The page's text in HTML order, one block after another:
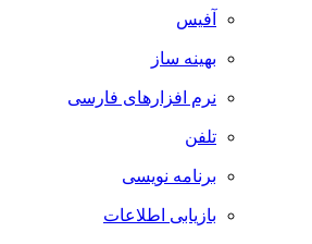
آفیس
بهینه ساز
نرم افزارهای فارسی
تلفن
برنامه نویسی
بازیابی اطلاعات